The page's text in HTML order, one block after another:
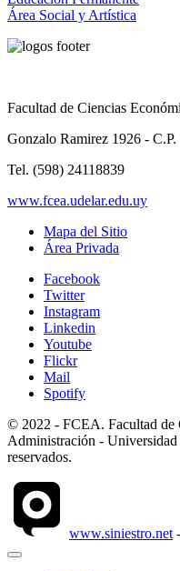
Área Social y Artística
Facultad de Ciencias
Gonzalo Ramirez 1926 -
Tel. (598) 24118839
www.fcea.udelar.edu.uy
Mapa del Sitio
Área Privada
Facebook
Twitter
Instagram
Linkedin
Youtube
Flickr
Mail
Spotify
© 2022 - FCEA. Facultad de
Administración - Universidad
reservados.
www.siniestro.net